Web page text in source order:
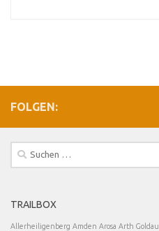
FOLGEN:
Suchen
nach:
TRAILBOX
Allerheiligenberg Amden Arosa Arth Goldau